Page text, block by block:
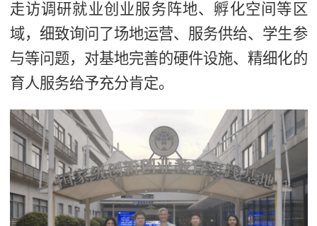
走访调研就业创业服务阵地、孵化空间等区
域，细致询问了场地运营、服务供给、学生参
与等问题，对基地完善的硬件设施、精细化的
育人服务给予充分肯定。